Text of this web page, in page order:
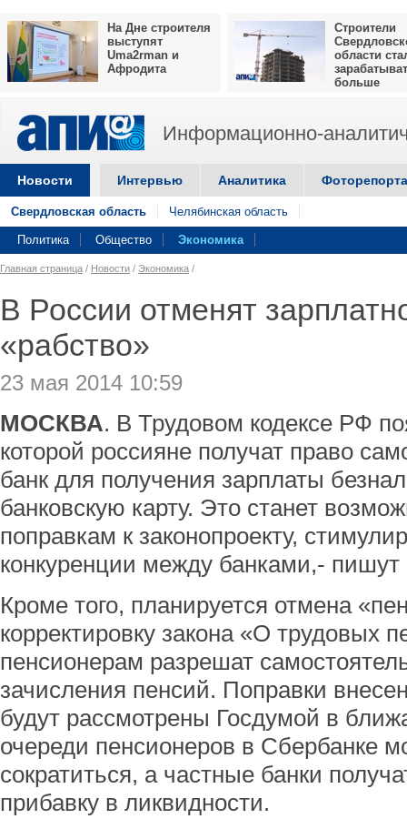
На Дне строителя
выступят
Uma2rman и
Афродита
Строители
области
больше
Информационно-
Новости Интервью Аналитика
Свердловская область Челябинская область
Политика Общество Экономика
Главная страница / Новости / Экономика /
В России отменят
«рабство»
23 мая 2014 10:59
МОСКВА. В Трудовом кодексе РФ
которой россияне получат право
банк для получения зарплаты
банковскую карту. Это станет
поправкам к законопроекту,
конкуренции между банками,- пишут
Кроме того, планируется отмена
корректировку закона «О трудовых
пенсионерам разрешат
зачисления пенсий. Поправки
будут рассмотрены Госдумой в
очереди пенсионеров в Сбербанке
сократиться, а частные банки
прибавку в ликвидности.